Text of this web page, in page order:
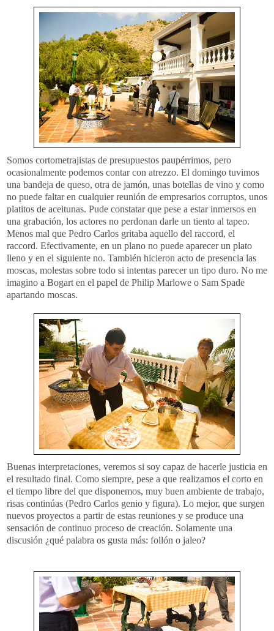
Somos cortometrajistas de presupuestos paupérrimos, pero
ocasionalmente podemos contar con atrezzo. El domingo tuvimos
una bandeja de queso, otra de jamón, unas botellas de vino y como
no puede faltar en cualquier reunión de empresarios corruptos, unos
platitos de aceitunas. Pude constatar que pese a estar inmersos en
una grabación, los actores no perdonan darle un tiento al tapeo.
Menos mal que Pedro Carlos gritaba aquello del raccord, el
raccord. Efectivamente, en un plano no puede aparecer un plato
lleno y en el siguiente no. También hicieron acto de presencia las
moscas, molestas sobre todo si intentas parecer un tipo duro. No me
imagino a Bogart en el papel de Philip Marlowe o Sam Spade
apartando moscas.
Buenas interpretaciones, veremos si soy capaz de hacerle justicia en
el resultado final. Como siempre, pese a que realizamos el corto en
el tiempo libre del que disponemos, muy buen ambiente de trabajo,
risas continúas (Pedro Carlos genio y figura). Lo mejor, que surgen
nuevos proyectos a partir de estas reuniones y se produce una
sensación de continuo proceso de creación. Solamente una
discusión ¿qué palabra os gusta más: follón o jaleo?